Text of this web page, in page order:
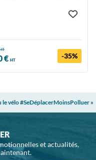
€ HT -35%
vélo #SeDéplacerMoinsPolluer »
et actualités,